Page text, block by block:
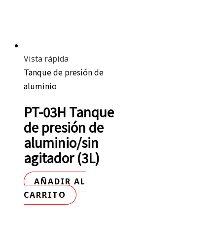
Vista rápida
Tanque de presión de
aluminio
PT-03H Tanque
de presión de
aluminio/sin
agitador (3L)
AÑADIR AL
CARRITO